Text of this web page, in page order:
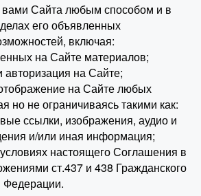
вами Сайта любым способом и в
его объявленных
включая:
на Сайте материалов;
авторизация на Сайте;
на Сайте любых
но не ограничиваясь такими как:
ссылки, изображения, аудио и
и/или иная информация;
настоящего Соглашения в
ст.437 и 438 Гражданского
Федерации.